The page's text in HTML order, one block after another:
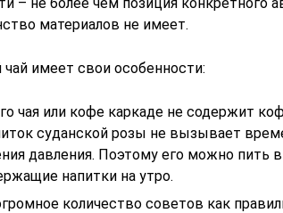
материалов не имеет.
имеет свои особенности:
чая или кофе каркаде не содержит
суданской розы не вызывает
давления. Поэтому его можно пить
напитки на утро.
количество советов как